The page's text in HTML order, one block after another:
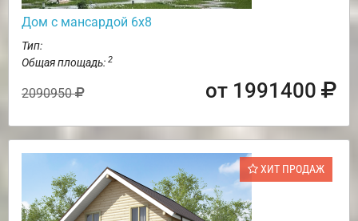
Дом с мансардой 6х8
Тип:
Общая площадь: 2
2090950 от 1991400
ХИТ ПРОДАЖ